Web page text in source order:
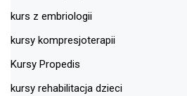
kurs z embriologii
kursy kompresjoterapii
Kursy Propedis
kursy rehabilitacja dzieci